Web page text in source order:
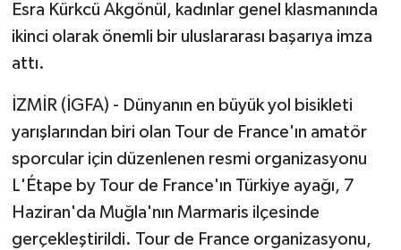
Esra Kürkcü Akgönül, kadınlar genel klasmanında
ikinci olarak önemli bir uluslararası başarıya imza
attı.
İZMİR (İGFA) - Dünyanın en büyük yol bisikleti
yarışlarından biri olan Tour de France'ın amatör
sporcular için düzenlenen resmi organizasyonu
L'Étape by Tour de France'ın Türkiye ayağı, 7
Haziran'da Muğla'nın Marmaris ilçesinde
gerçekleştirildi. Tour de France organizasyonu,